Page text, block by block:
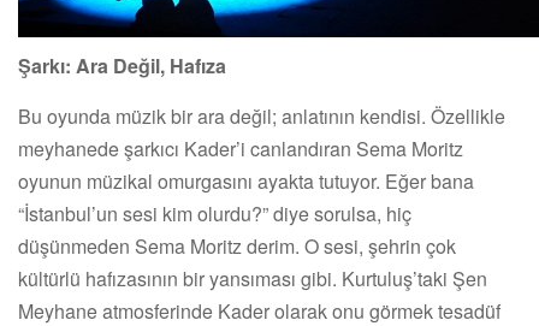
Şarkı: Ara Değil, Hafıza
Bu oyunda müzik bir ara değil; anlatının kendisi. Özellikle
meyhanede şarkıcı Kader’i canlandıran Sema Moritz
oyunun müzikal omurgasını ayakta tutuyor. Eğer bana
“İstanbul’un sesi kim olurdu?” diye sorulsa, hiç
düşünmeden Sema Moritz derim. O sesi, şehrin çok
kültürlü hafızasının bir yansıması gibi. Kurtuluş’taki Şen
Meyhane atmosferinde Kader olarak onu görmek tesadüf